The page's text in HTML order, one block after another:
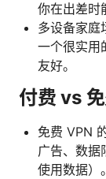
你在出差时
多设备家庭
一个很实用
友好。
付费 vs
免费 VPN
广告、数据
使用数据）